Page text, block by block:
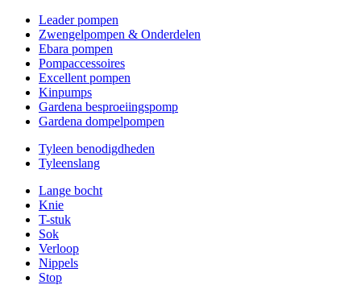
Leader pompen
Zwengelpompen & Onderdelen
Ebara pompen
Pompaccessoires
Excellent pompen
Kinpumps
Gardena besproeiingspomp
Gardena dompelpompen
Tyleen benodigdheden
Tyleenslang
Lange bocht
Knie
T-stuk
Sok
Verloop
Nippels
Stop